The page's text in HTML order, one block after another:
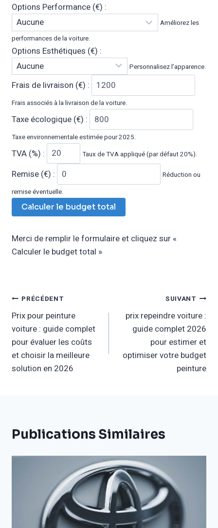
Options Performance (€) :
Améliorez les
performances de la voiture.
Options Esthétiques (€) :
Personnalisez l’apparence.
Frais de livraison (€) :
Frais associés à la livraison de la voiture.
Taxe écologique (€) :
Taxe environnementale estimée pour 2025.
TVA (%) : Taux de TVA appliqué (par défaut 20%).
Remise (€) :
Réduction ou
remise éventuelle.
Calculer le budget total
Merci de remplir le formulaire et cliquez sur «
Calculer le budget total »
Navigation
De
L’article
PRÉCÉDENT
Prix pour peinture
voiture : guide complet
pour évaluer les coûts
et choisir la meilleure
solution en 2026
SUIVANT
prix repeindre voiture :
guide complet 2026
pour estimer et
optimiser votre budget
peinture
Publications Similaires